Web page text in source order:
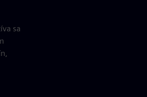
sa